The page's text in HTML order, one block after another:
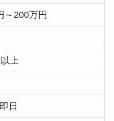
～200万円
上
日